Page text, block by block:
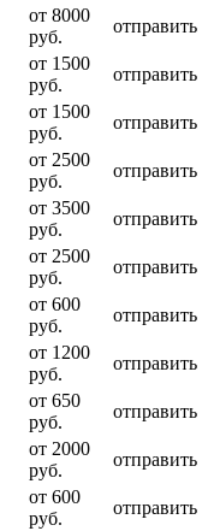
от 8000
руб.
отправить
от 1500
руб.
отправить
от 1500
руб.
отправить
от 2500
руб.
отправить
от 3500
руб.
отправить
от 2500
руб.
отправить
от 600
руб.
отправить
от 1200
руб.
отправить
от 650
руб.
отправить
от 2000
руб.
отправить
от 600
руб.
отправить